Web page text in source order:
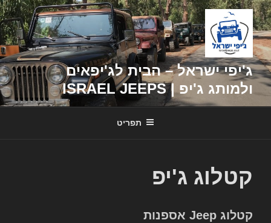
דילוג
לתוכן
ג'יפי ישראל – הבית לג'יפאים
ולמותג ג'יפ | ISRAEL JEEPS
תפריט
קטלוג ג'יפ
קטלוג Jeep אספנות